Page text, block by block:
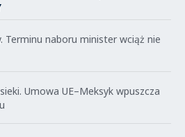
Terminu naboru minister wciąż nie
Umowa UE–Meksyk wpuszcza